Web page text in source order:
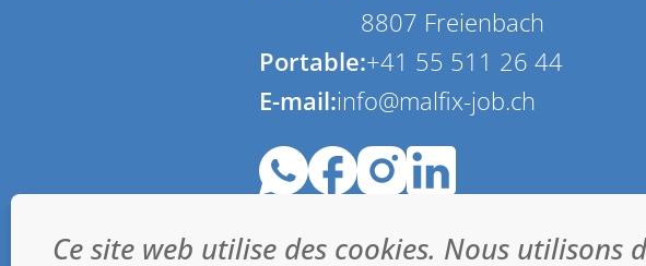
Ce site web utilise des cookies. Nous utilisons
8807 Freienbach
Portable:+41 55 511 26 44
E-mail:info@malfix-job.ch